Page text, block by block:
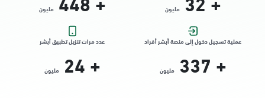
التوجه للموقع
الدمام, الدمام - الشاطئ مول
الأحد - الخميس (08:00-14:30)
مليون مليون
عملية تسجيل دخول إلى منصة أبشر أفراد
+
337 مليون
عدد مرات تنزيل تطبيق أبشر
+
24 مليون